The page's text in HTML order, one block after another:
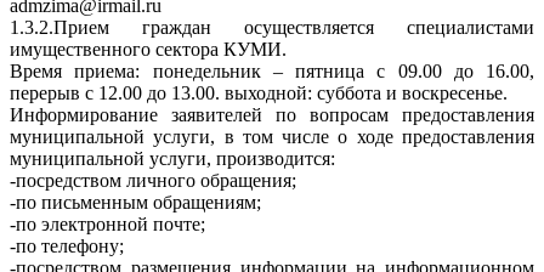
admzima@irmail.ru
1.3.2.Прием граждан осуществляется специалистами
имущественного сектора КУМИ.
Время приема: понедельник – пятница с 09.00 до 16.00,
перерыв с 12.00 до 13.00. выходной: суббота и воскресенье.
Информирование заявителей по вопросам предоставления
муниципальной услуги, в том числе о ходе предоставления
муниципальной услуги, производится:
-посредством личного обращения;
-по письменным обращениям;
-по электронной почте;
-по телефону;
-посредством размещения информации на информационном